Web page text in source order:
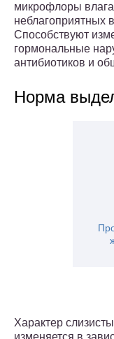
микрофлоры
неблагоприятных
Способствуют
гормональные
антибиотиков и
Норма
Характер